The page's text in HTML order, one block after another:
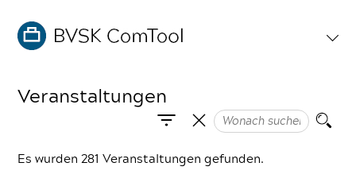
Veranstaltungen
Es wurden 281 Veranstaltungen gefunden.